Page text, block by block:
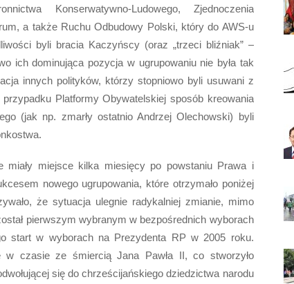
Konserwatywno-Ludowego, Zjednoczenia
a także Ruchu Odbudowy Polski, który do AWS-u
byli bracia Kaczyńscy (oraz „trzeci bliźniak” –
ich dominująca pozycja w ugrupowaniu nie była tak
innych polityków, którzy stopniowo byli usuwani z
Platformy Obywatelskiej sposób kreowania
(jak np. zmarły ostatnio Andrzej Olechowski) byli
miejsce kilka miesięcy po powstaniu Prawa i
nowego ugrupowania, które otrzymało poniżej
że sytuacja ulegnie radykalniej zmianie, mimo
pierwszym wybranym w bezpośrednich wyborach
start w wyborach na Prezydenta RP w 2005 roku.
w czasie ze śmiercią Jana Pawła II, co stworzyło
się do chrześcijańskiego dziedzictwa narodu